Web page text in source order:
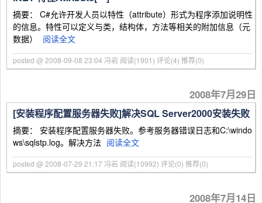
摘要： C#允许开发人员以特性（attribute）形式为程序添加说明性
的信息。特性可以定义与类，结构体，方法等相关的附加信息（元
数据）
阅读全文
posted @ 2008-09-08 23:04 冯岩 阅读(1901) 评论(4) 推荐(0)
2008年7月29日
[安装程序配置服务器失败]解决SQL Server2000安装失败
摘要： 安装程序配置服务器失败。参考服务器错误日志和C:\windo
ws\sqlstp.log。解决方法 阅读全文
posted @ 2008-07-29 21:17 冯岩 阅读(10992) 评论(0) 推荐(0)
2008年7月14日